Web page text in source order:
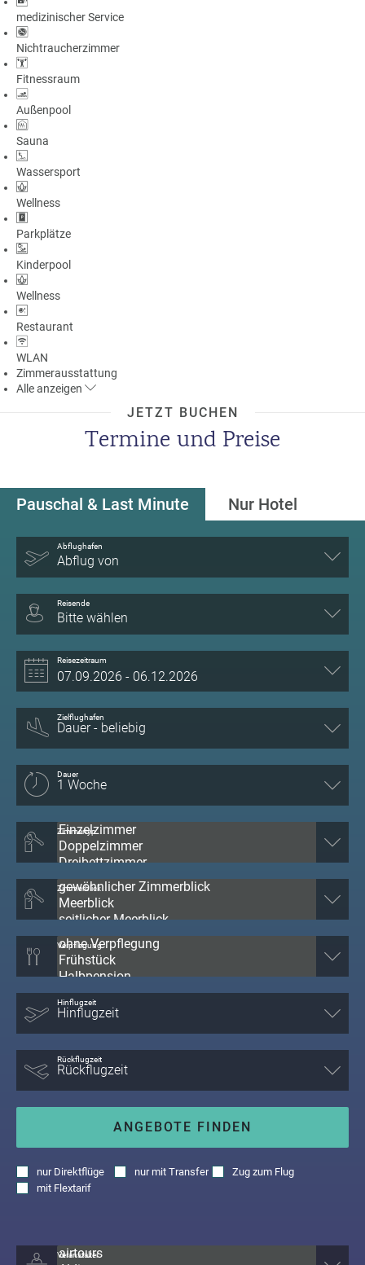
medizinischer Service
Nichtraucherzimmer
Fitnessraum
Außenpool
Sauna
Wassersport
Wellness
Parkplätze
Kinderpool
Wellness
Restaurant
WLAN
Zimmerausstattung
Alleanzeigen
JETZT BUCHEN
Termine und Preise
Pauschal & Last Minute Nur Hotel
Abflughafen
Abflug von
Reisende
Bitte wählen
Reisezeitraum
Zielflughafen
Dauer
Zimmertyp
Zimmerblick
ANGEBOTE FINDEN
nur Direktflüge nurmit Transfer
Zug zum Flug
mit Flextarif
Verpflegung
Hinflugzeit
Rückflugzeit
Veranstalter